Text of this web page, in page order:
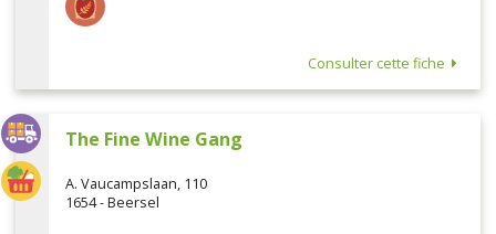
Consulter cette fiche
The Fine Wine Gang
A. Vaucampslaan, 110
1654 - Beersel